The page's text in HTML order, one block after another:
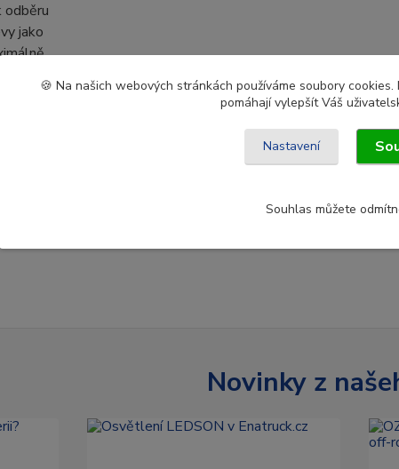
jako
se
Novinky z
🍪 Na našich webových stránkách používáme soubory
pomáhají vylepšít Váš
Nastavení
Souhlas můžete